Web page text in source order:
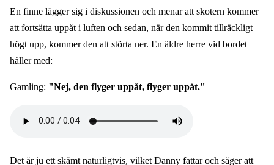
En finne lägger sig i diskussionen och menar att skotern kommer
att fortsätta uppåt i luften och sedan, när den kommit tillräckligt
högt upp, kommer den att störta ner. En äldre herre vid bordet
håller med:
Gamling: "Nej, den flyger uppåt, flyger uppåt."
Det är ju ett skämt naturligtvis, vilket Danny fattar och säger att